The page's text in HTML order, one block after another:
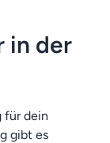
in der
für dein
gibt es